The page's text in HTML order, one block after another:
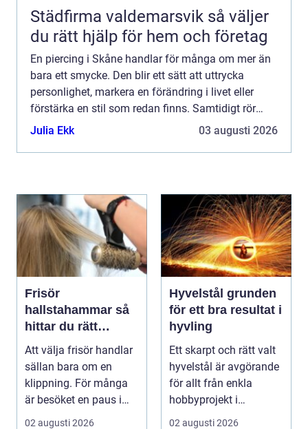
Städfirma valdemarsvik så väljer
du rätt hjälp för hem och företag
En piercing i Skåne handlar för många om mer än
bara ett smycke. Den blir ett sätt att uttrycka
personlighet, markera en förändring i livet eller
förstärka en stil som redan finns. Samtidigt rör
det...
Julia Ekk 03 augusti 2026
Frisör
hallstahammar så
hittar du rätt
salong för stil,
kvalitet och känsla
Att välja frisör handlar
sällan bara om en
klippning. För många
är besöket en paus i
vardagen, ett s...
02 augusti 2026
Hyvelstål grunden
för ett bra resultat i
hyvling
Ett skarpt och rätt valt
hyvelstål är avgörande
för allt från enkla
hobbyprojekt i
verkstaden till k...
02 augusti 2026